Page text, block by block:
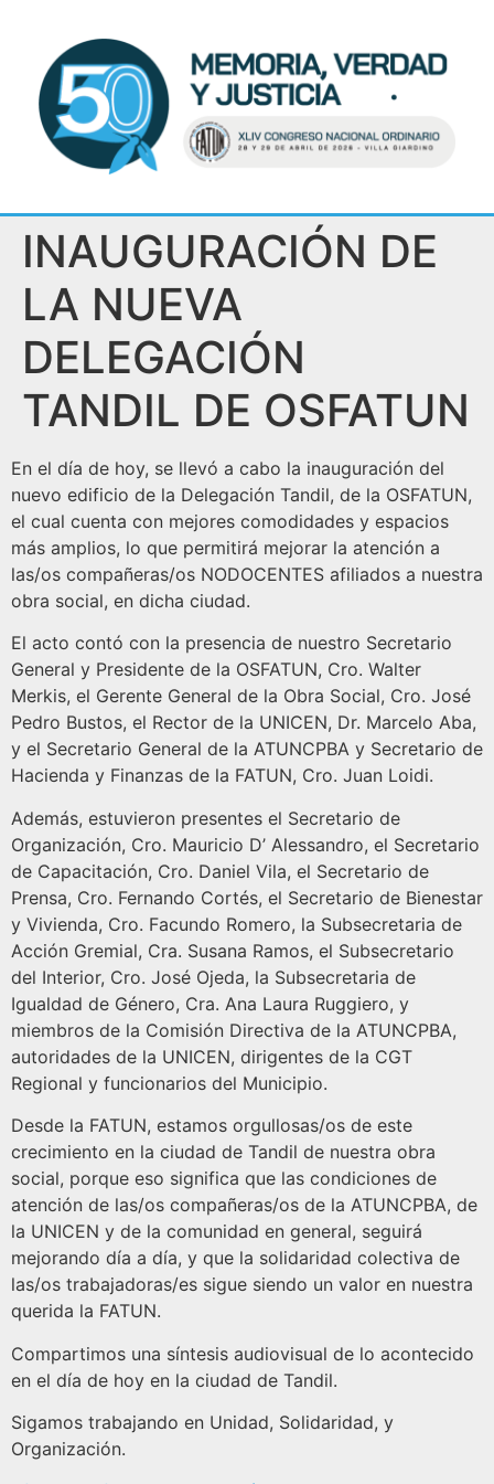
INAUGURACIÓN DE
LA NUEVA
DELEGACIÓN
TANDIL DE OSFATUN
En el día de hoy, se llevó a cabo la inauguración del
nuevo edificio de la Delegación Tandil, de la OSFATUN,
el cual cuenta con mejores comodidades y espacios
más amplios, lo que permitirá mejorar la atención a
las/os compañeras/os NODOCENTES afiliados a nuestra
obra social, en dicha ciudad.
El acto contó con la presencia de nuestro Secretario
General y Presidente de la OSFATUN, Cro. Walter
Merkis, el Gerente General de la Obra Social, Cro. José
Pedro Bustos, el Rector de la UNICEN, Dr. Marcelo Aba,
y el Secretario General de la ATUNCPBA y Secretario de
Hacienda y Finanzas de la FATUN, Cro. Juan Loidi.
Además, estuvieron presentes el Secretario de
Organización, Cro. Mauricio D’ Alessandro, el Secretario
de Capacitación, Cro. Daniel Vila, el Secretario de
Prensa, Cro. Fernando Cortés, el Secretario de Bienestar
y Vivienda, Cro. Facundo Romero, la Subsecretaria de
Acción Gremial, Cra. Susana Ramos, el Subsecretario
del Interior, Cro. José Ojeda, la Subsecretaria de
Igualdad de Género, Cra. Ana Laura Ruggiero, y
miembros de la Comisión Directiva de la ATUNCPBA,
autoridades de la UNICEN, dirigentes de la CGT
Regional y funcionarios del Municipio.
Desde la FATUN, estamos orgullosas/os de este
crecimiento en la ciudad de Tandil de nuestra obra
social, porque eso significa que las condiciones de
atención de las/os compañeras/os de la ATUNCPBA, de
la UNICEN y de la comunidad en general, seguirá
mejorando día a día, y que la solidaridad colectiva de
las/os trabajadoras/es sigue siendo un valor en nuestra
querida la FATUN.
Compartimos una síntesis audiovisual de lo acontecido
en el día de hoy en la ciudad de Tandil.
Sigamos trabajando en Unidad, Solidaridad, y
Organización.